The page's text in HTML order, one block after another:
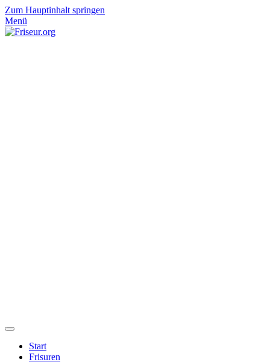
Zum Hauptinhalt springen
Menü
Start
Frisuren